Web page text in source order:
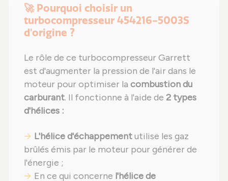
🚀 Pourquoi choisir un
turbocompresseur 454216-5003S
d'origine ?
Le rôle de ce turbocompresseur Garrett
est d'augmenter la pression de l'air dans le
moteur pour optimiser la combustion du
carburant. Il fonctionne à l'aide de 2 types
d'hélices :
L'hélice d'échappementutilise les gaz
brûlés émis par le moteur pour générer de
l'énergie ;
En ce qui concerne l'hélice de